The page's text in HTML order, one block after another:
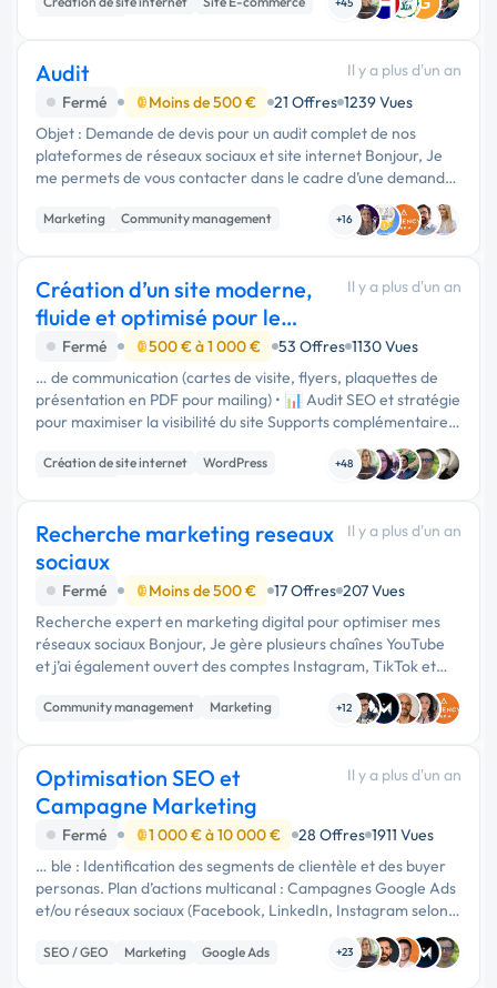
Statistiques en temps réel … +45
Audit
Il y a plus d'un an
Fermé
Moins de 500 € 21 Offres 1239 Vues
Objet : Demande de devis pour un audit complet de nos
plateformes de réseaux sociaux et site internet Bonjour, Je
me permets de vous contacter dans le cadre d’une demande
d’audit pour les plateformes de réseaux sociaux et le site
internet de notre …
Marketing
Community management
+16
Création d’un site moderne,
fluide et optimisé pour le
référencement.
Il y a plus d'un an
Fermé 500 € à 1 000 € 53 Offres 1130 Vues
… de communication (cartes de visite, flyers, plaquettes de
présentation en PDF pour mailing) • 📊 Audit SEO et stratégie
pour maximiser la visibilité du site Supports complémentaires
& identité visuelle. Réseaux sociaux (Instagram, Facebook, …
Création de site internet
WordPress
+48
Recherche marketing reseaux
sociaux
Il y a plus d'un an
Fermé Moins de 500 € 17 Offres 207 Vues
Recherche expert en marketing digital pour optimiser mes
réseaux sociaux Bonjour, Je gère plusieurs chaînes YouTube
et j’ai également ouvert des comptes Instagram, TikTok et
Facebook pour accompagner leur développement. Afin
d’optimiser ma …
Community management
Marketing
+12
Optimisation SEO et
Campagne Marketing
Il y a plus d'un an
Fermé 1 000 € à 10 000 € 28 Offres 1911 Vues
… ble : Identification des segments de clientèle et des buyer
personas. Plan d’actions multicanal : Campagnes Google Ads
et/ou réseaux sociaux (Facebook, LinkedIn, Instagram selon
la cible). Stratégies de marketing de contenu et email
marketing …
SEO / GEO Marketing Google Ads +23